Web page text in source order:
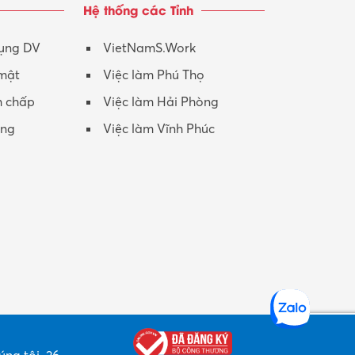
Nhân viên CSKH
Phục vụ khác
Promotion Girl (PG)
DV
chấp
Hệ thống các Tỉnh
VietNamS.Work
Việc làm Phú Thọ
Việc làm Hải Phòng
Việc làm Vĩnh Phúc